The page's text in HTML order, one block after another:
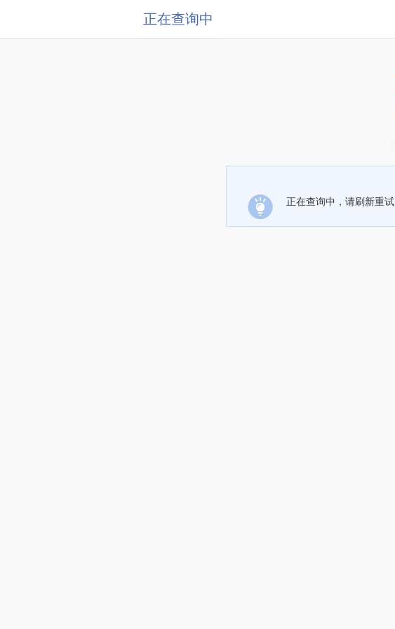
正在查询中
正在查询中，请刷新重试